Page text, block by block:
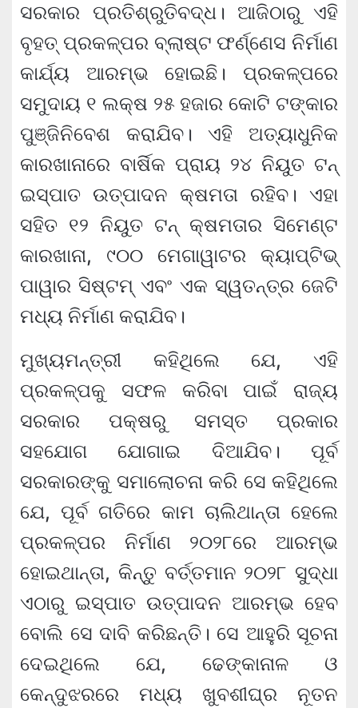
ସରକାର ପ୍ରତିଶ୍ରୁତିବଦ୍ଧ। ଆଜିଠାରୁ ଏହି
ବୃହତ୍ ପ୍ରକଳ୍ପର ବ୍ଲାଷ୍ଟ ଫର୍ଣ୍ଣେସ ନିର୍ମାଣ
କାର୍ଯ୍ୟ ଆରମ୍ଭ ହୋଇଛି। ପ୍ରକଳ୍ପରେ
ସମୁଦାୟ ୧ ଲକ୍ଷ ୨୫ ହଜାର କୋଟି ଟଙ୍କାର
ପୁଞ୍ଜିନିବେଶ କରାଯିବ। ଏହି ଅତ୍ୟାଧୁନିକ
କାରଖାନାରେ ବାର୍ଷିକ ପ୍ରାୟ ୨୪ ନିୟୁତ ଟନ୍‌
ଇସ୍ପାତ ଉତ୍ପାଦନ କ୍ଷମତା ରହିବ। ଏହା
ସହିତ ୧୨ ନିୟୁତ ଟନ୍‌ କ୍ଷମତାର ସିମେଣ୍ଟ
କାରଖାନା, ୯୦୦ ମେଗାୱାଟର କ୍ୟାପ୍ଟିଭ୍
ପାୱାର ସିଷ୍ଟମ୍ ଏବଂ ଏକ ସ୍ୱତନ୍ତ୍ର ଜେଟି
ମଧ୍ୟ ନିର୍ମାଣ କରାଯିବ।
ମୁଖ୍ୟମନ୍ତ୍ରୀ କହିଥିଲେ ଯେ, ଏହି
ପ୍ରକଳ୍ପକୁ ସଫଳ କରିବା ପାଇଁ ରାଜ୍ୟ
ସରକାର ପକ୍ଷରୁ ସମସ୍ତ ପ୍ରକାର
ସହଯୋଗ ଯୋଗାଇ ଦିଆଯିବ। ପୂର୍ବ
ସରକାରଙ୍କୁ ସମାଲୋଚନା କରି ସେ କହିଥିଲେ
ଯେ, ପୂର୍ବ ଗତିରେ କାମ ଚାଲିଥାନ୍ତା ହେଲେ
ପ୍ରକଳ୍ପର ନିର୍ମାଣ ୨୦୨୮ରେ ଆରମ୍ଭ
ହୋଇଥାନ୍ତା, କିନ୍ତୁ ବର୍ତ୍ତମାନ ୨୦୨୮ ସୁଦ୍ଧା
ଏଠାରୁ ଇସ୍ପାତ ଉତ୍ପାଦନ ଆରମ୍ଭ ହେବ
ବୋଲି ସେ ଦାବି କରିଛନ୍ତି। ସେ ଆହୁରି ସୂଚନା
ଦେଇଥିଲେ ଯେ, ଢେଙ୍କାନାଳ ଓ
କେନ୍ଦୁଝରରେ ମଧ୍ୟ ଖୁବଶୀଘ୍ର ନୂତନ